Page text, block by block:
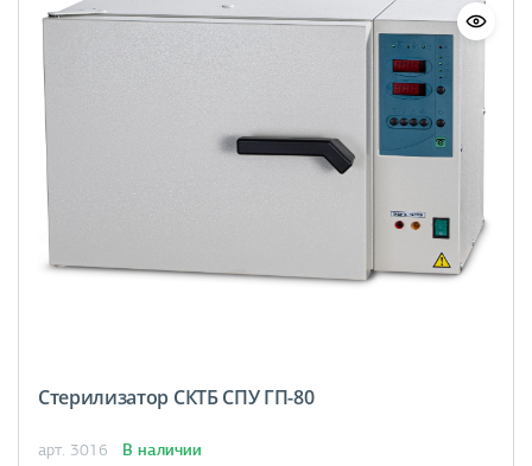
Стерилизатор СКТБ СПУ ГП-80
арт. 3016 В наличии